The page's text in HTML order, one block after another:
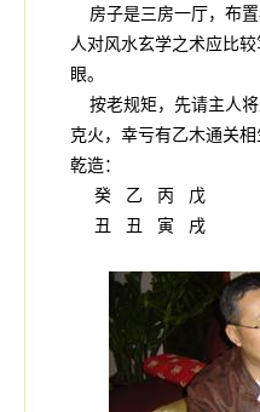
房子是三房一厅，布置
人对风水玄学之术应比
眼。
按老规矩，先请主人将
克火，幸亏有乙木通关
乾造：
癸 乙 丙 戊
丑 丑 寅 戌